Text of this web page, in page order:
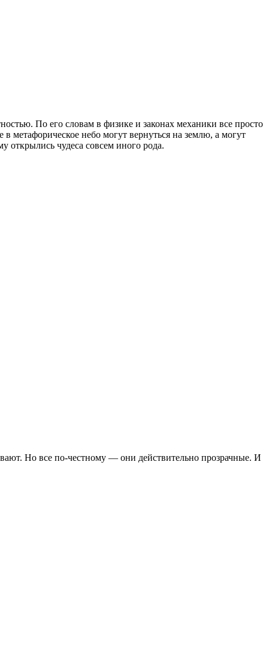
По его словам в физике и законах механики все просто
метафорическое небо могут вернуться на землю, а могут
открылись чудеса совсем иного рода.
Но все по-честному — они действительно прозрачные. И